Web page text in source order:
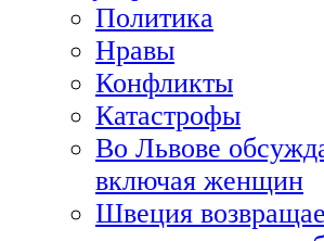
Политика
Нравы
Конфликты
Катастрофы
Во Львове
включая женщин
Швеция